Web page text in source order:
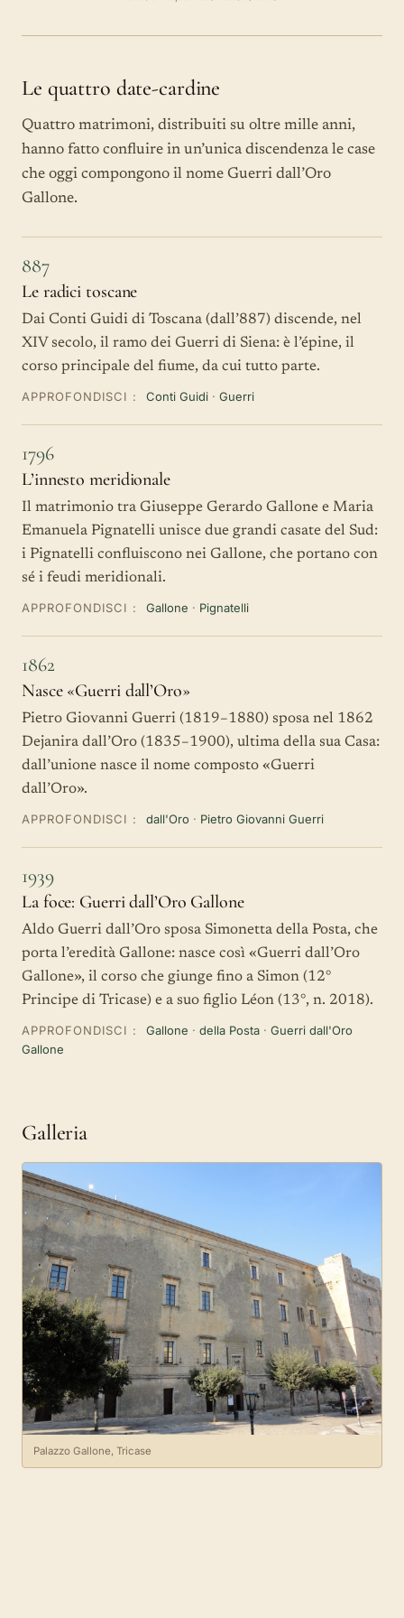
Le quattro date-cardine
Quattro matrimoni, distribuiti su oltre mille anni,
hanno fatto confluire in un’unica discendenza le case
che oggi compongono il nome Guerri dall’Oro
Gallone.
887
Le radici toscane
Dai Conti Guidi di Toscana (dall’887) discende, nel
XIV secolo, il ramo dei Guerri di Siena: è l’épine, il
corso principale del fiume, da cui tutto parte.
APPROFONDISCI : Conti Guidi· Guerri
1796
L’innesto meridionale
Il matrimonio tra Giuseppe Gerardo Gallone e Maria
Emanuela Pignatelli unisce due grandi casate del Sud:
i Pignatelli confluiscono nei Gallone, che portano con
sé i feudi meridionali.
APPROFONDISCI : Gallone · Pignatelli
1862
Nasce «Guerri dall’Oro»
Pietro Giovanni Guerri (1819–1880) sposa nel 1862
Dejanira dall’Oro (1835–1900), ultima della sua Casa:
dall’unione nasce il nome composto «Guerri
dall’Oro».
APPROFONDISCI : dall'Oro · Pietro Giovanni Guerri
1939
La foce: Guerri dall’Oro Gallone
Aldo Guerri dall’Oro sposa Simonetta della Posta, che
porta l’eredità Gallone: nasce così «Guerri dall’Oro
Gallone», il corso che giunge fino a Simon (12°
Principe di Tricase) e a suo figlio Léon (13°, n. 2018).
APPROFONDISCI : Gallone · della Posta· Guerri dall'Oro
Gallone
Galleria
Palazzo Gallone, Tricase